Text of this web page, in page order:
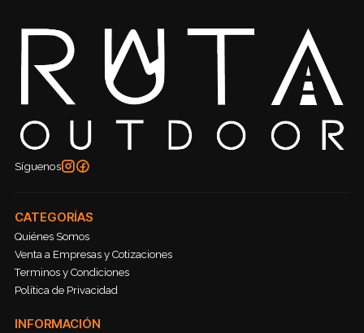
Síguenos
CATEGORÍAS
Quiénes Somos
Venta a Empresas y Cotizaciones
Terminos y Condiciones
Política de Privacidad
INFORMACIÓN